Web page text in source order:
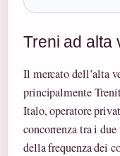
Treni ad alta
Il mercato dell’alta
principalmente
Italo, operatore
concorrenza tra i
della frequenza dei